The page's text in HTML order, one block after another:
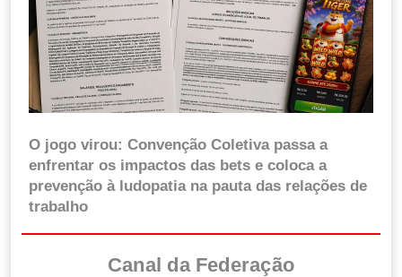
O jogo virou: Convenção Coletiva passa a
enfrentar os impactos das bets e coloca a
prevenção à ludopatia na pauta das relações de
trabalho
Canal da Federação